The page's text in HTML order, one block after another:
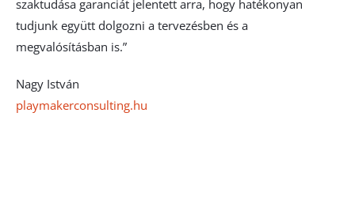
szaktudása garanciát jelentett arra, hogy hatékonyan
tudjunk együtt dolgozni a tervezésben és a
megvalósításban is.”
Nagy István
playmakerconsulting.hu